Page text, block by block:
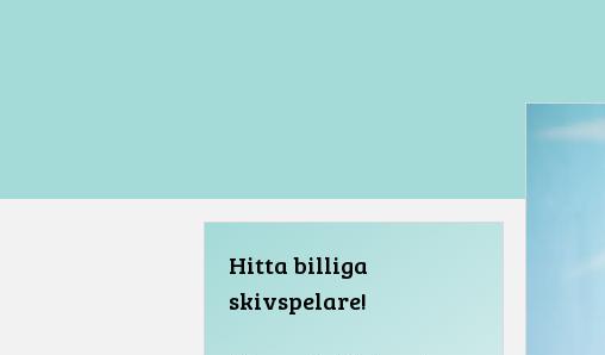
Hitta billiga
skivspelare!